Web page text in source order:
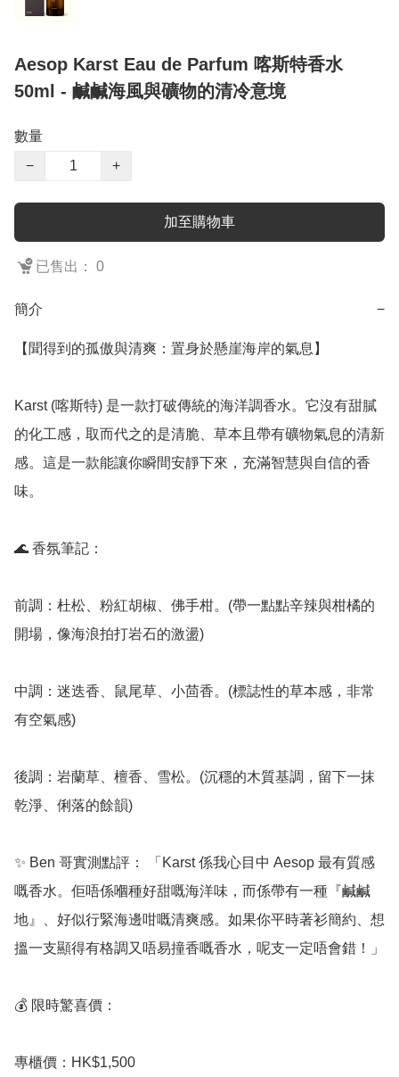
Aesop Karst Eau de Parfum 喀斯特香水
50ml - 鹹鹹海風與礦物的清冷意境
數量
−
+
加至購物車
已售出： 0
簡介 −
【聞得到的孤傲與清爽：置身於懸崖海岸的氣息】
Karst (喀斯特) 是一款打破傳統的海洋調香水。它沒有甜膩
的化工感，取而代之的是清脆、草本且帶有礦物氣息的清新
感。這是一款能讓你瞬間安靜下來，充滿智慧與自信的香
味。
🌊 香氛筆記：
前調：杜松、粉紅胡椒、佛手柑。(帶一點點辛辣與柑橘的
開場，像海浪拍打岩石的激盪)
中調：迷迭香、鼠尾草、小茴香。(標誌性的草本感，非常
有空氣感)
後調：岩蘭草、檀香、雪松。(沉穩的木質基調，留下一抹
乾淨、俐落的餘韻)
✨ Ben 哥實測點評： 「Karst 係我心目中 Aesop 最有質感
嘅香水。佢唔係嗰種好甜嘅海洋味，而係帶有一種『鹹鹹
地』、好似行緊海邊咁嘅清爽感。如果你平時著衫簡約、想
搵一支顯得有格調又唔易撞香嘅香水，呢支一定唔會錯！」
💰 限時驚喜價：
專櫃價：HK$1,500